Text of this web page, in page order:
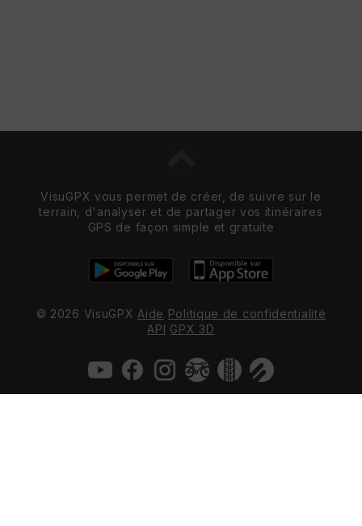
VisuGPX vous permet de créer, de suivre sur le
terrain, d'analyser et de partager vos itinéraires
GPS de façon simple et gratuite
© 2026 VisuGPX Aide Politique de confidentialité
API GPX 3D